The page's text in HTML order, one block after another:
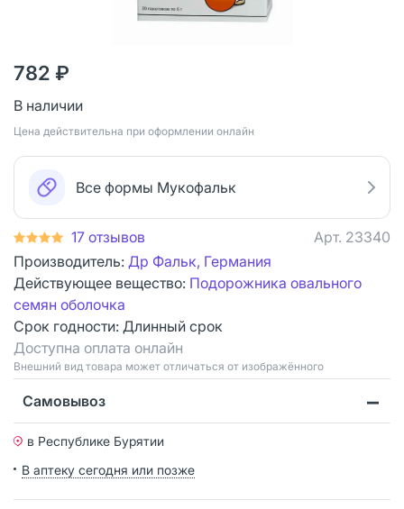
782 ₽
В наличии
Цена действительна при оформлении онлайн
Все формы Мукофальк
17 отзывов Арт. 23340
Производитель: Др Фальк, Германия
Действующее вещество: Подорожника овального
семян оболочка
Срок годности: Длинный срок
Доступна оплата онлайн
Bнешний вид товара может отличаться от изображённого
Самовывоз
в Республике Бурятии
В аптеку сегодня или позже